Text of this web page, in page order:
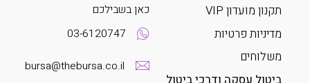
תקנון מועדון VIP
מדיניות פרטיות
משלוחים
כאן בשבילכם
03-6120747
bursa@thebursa.co.il